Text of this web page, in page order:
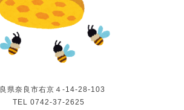
県奈良市右京４-14-28-103
TEL 0742-37-2625